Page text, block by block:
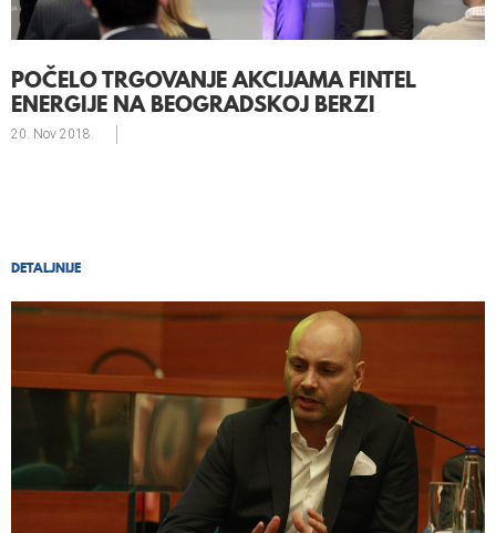
POČELO TRGOVANJE AKCIJAMA FINTEL
ENERGIJE NA BEOGRADSKOJ BERZI
20. Nov 2018.
DETALJNIJE